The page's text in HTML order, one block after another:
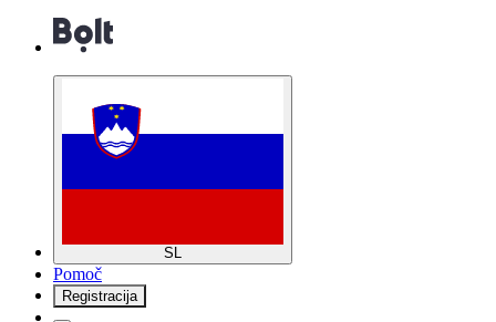
SL
Pomoč
Registracija